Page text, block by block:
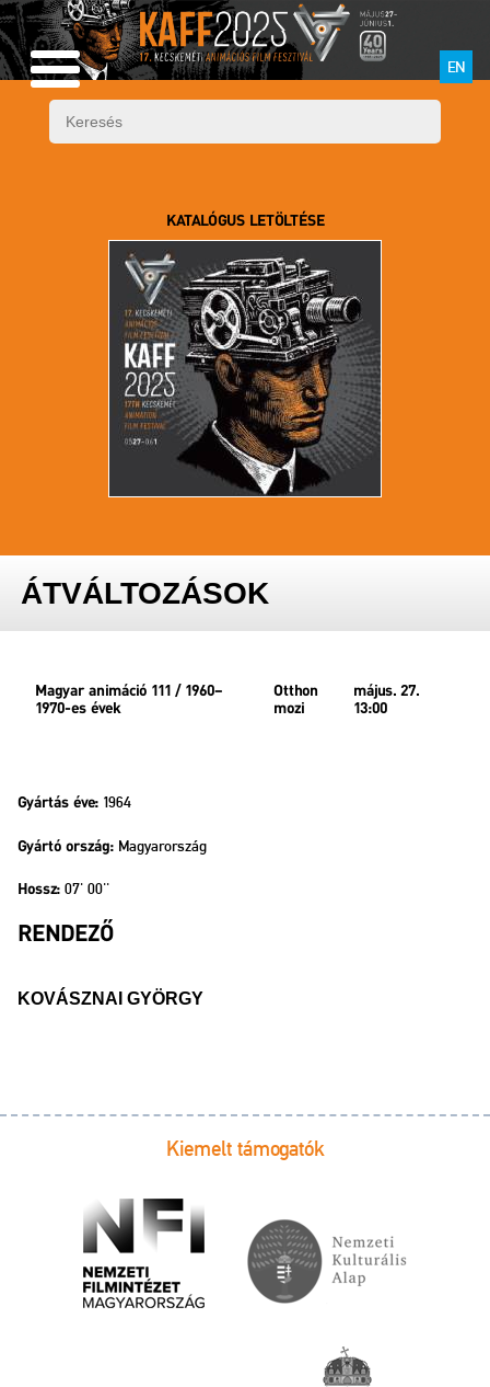
EN
KATALÓGUS LETÖLTÉSE
ÁTVÁLTOZÁSOK
Magyar animáció 111 / 1960–
1970-es évek
Otthon
mozi
május. 27.
13:00
Gyártás éve: 1964
Gyártó ország: Magyarország
Hossz: 07' 00''
RENDEZŐ
KOVÁSZNAI GYÖRGY
Kiemelt támogatók